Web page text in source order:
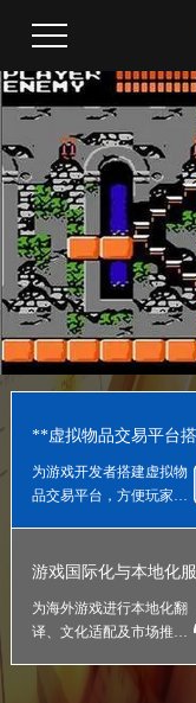
**虚拟物品交易平台
为游戏开发者搭建虚拟物
品交易平台，方便玩家进
游戏国际化与本地化
为海外游戏进行本地化翻
译、文化适配及市场推